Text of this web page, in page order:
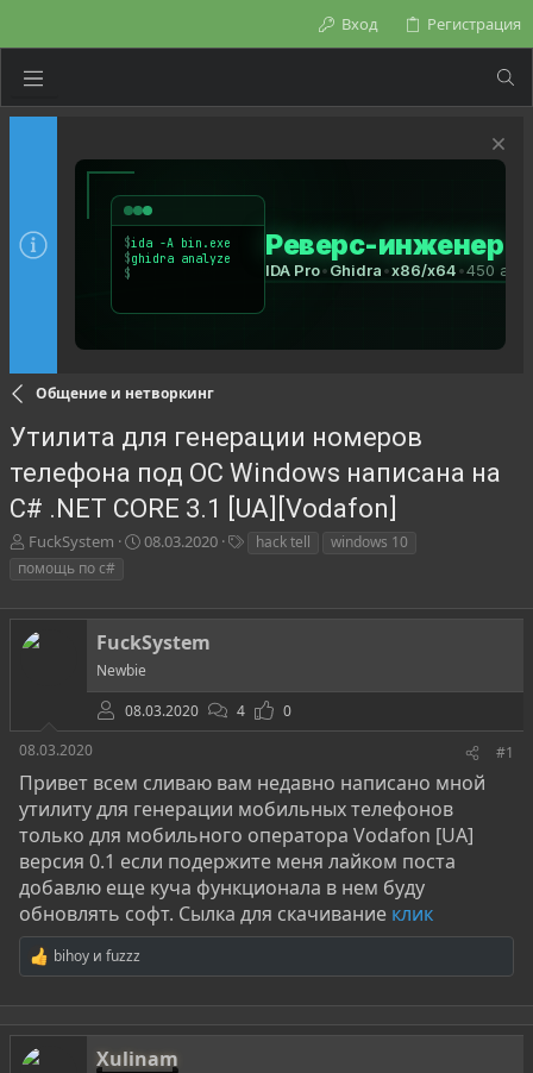
Вход Регистрация
Общение и нетворкинг
Утилита для генерации номеров
телефона под ОС Windows написана на
C# .NET CORE 3.1 [UA][Vodafon]
А
в
о
р
т
FuckSystem
Д
а
н
а
ч
а
л
а
08.03.2020
и
hack tell
windows 10
помощь по с#
FuckSystem
Newbie
08.03.2020
4
0
08.03.2020
#1
Привет всем сливаю вам недавно написано мной
утилиту для генерации мобильных телефонов
только для мобильного оператора Vodafon [UA]
версия 0.1 если подержите меня лайком поста
добавлю еще куча функционала в нем буду
обновлять софт. Сылка для скачивание клик
Р
е
а
к
ц
и
bihoy и fuzzz
Xulinam